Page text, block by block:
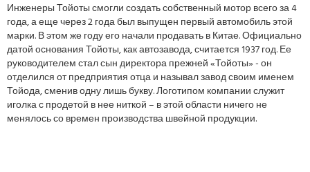
Инженеры Тойоты смогли создать собственный мотор всего за 4
года, а еще через 2 года был выпущен первый автомобиль этой
марки. В этом же году его начали продавать в Китае. Официально
датой основания Тойоты, как автозавода, считается 1937 год. Ее
руководителем стал сын директора прежней «Тойоты» - он
отделился от предприятия отца и называл завод своим именем
Тойода, сменив одну лишь букву. Логотипом компании служит
иголка с продетой в нее ниткой – в этой области ничего не
менялось со времен производства швейной продукции.